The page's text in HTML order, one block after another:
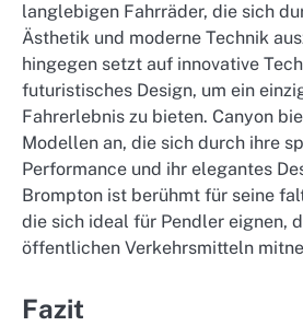
langlebigen Fahrräder, die sich
Ästhetik und moderne Technik
hingegen setzt auf innovative
futuristisches Design, um ein
Fahrerlebnis zu bieten. Canyon
Modellen an, die sich durch ihre
Performance und ihr elegantes
Brompton ist berühmt für seine
die sich ideal für Pendler eignen,
öffentlichen Verkehrsmitteln
Fazit